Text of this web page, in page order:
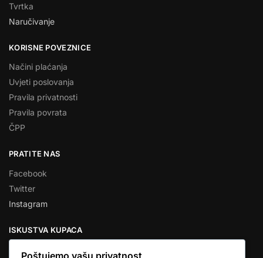
Tvrtka
Naručivanje
KORISNE POVEZNICE
Načini plaćanja
Uvjeti poslovanja
Pravila privatnosti
Pravila povrata
ČPP
PRATITE NAS
Facebook
Twitter
Instagram
ISKUSTVA KUPACA